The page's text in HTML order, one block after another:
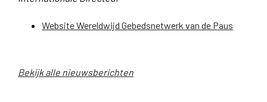
Website Wereldwijd Gebedsnetwerk van de Paus
Bekijk alle nieuwsberichten